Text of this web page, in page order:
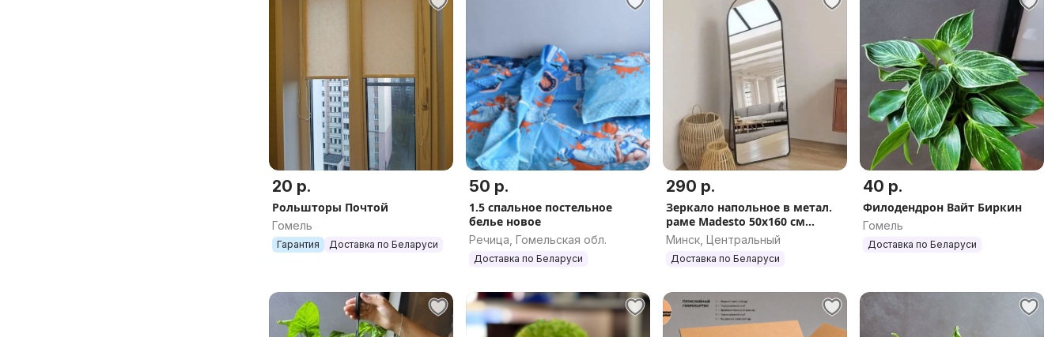
20 р.
Рольшторы Почтой
Гомель
Гарантия Доставка по Беларуси
50 р.
1.5 спальное постельное
белье новое
Речица, Гомельская обл.
Доставка по Беларуси
290 р.
Зеркало напольное в метал.
раме Madesto 50х160 см
(черный)
Минск, Центральный
Доставка по Беларуси
40 р.
Филодендрон Вайт Биркин
Гомель
Доставка по Беларуси